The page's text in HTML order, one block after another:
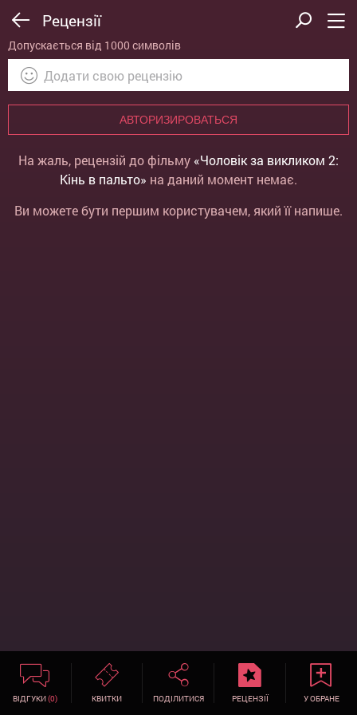
Рецензії
Допускається від 1000 символів
АВТОРИЗИРОВАТЬСЯ
На жаль, рецензій до фільму «Чоловік за викликом 2:
Кінь в пальто» на даний момент немає.
Ви можете бути першим користувачем, який її напише.
ВІДГУКИ(0) КВИТКИ ПОДІЛИТИСЯ РЕЦЕНЗІЇ У ОБРАНЕ